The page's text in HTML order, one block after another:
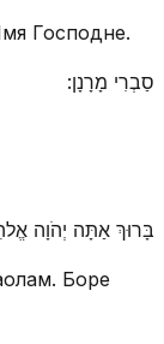
Господне.
סַבְרִי מָרָנָן:
בָּרוּךְ אַתָּה יְהֹוָה
Боре